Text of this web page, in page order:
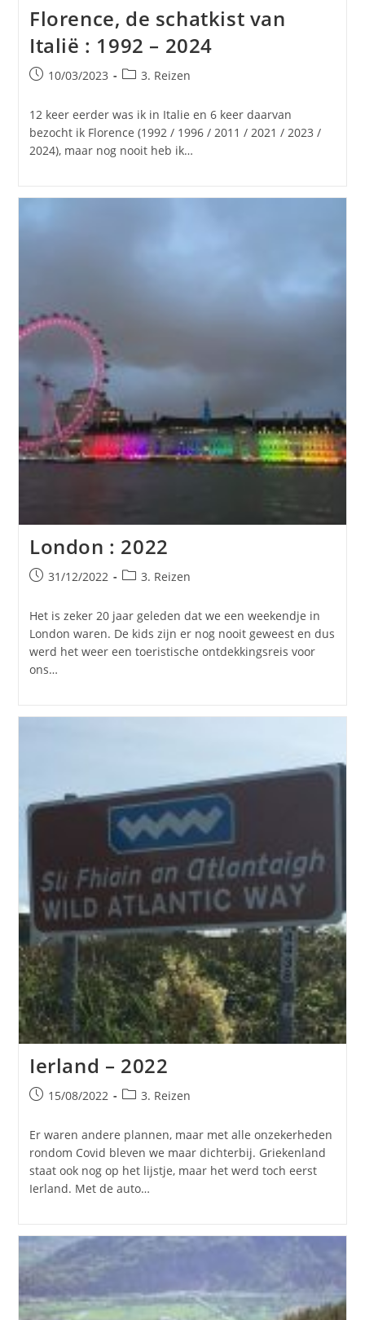
Florence, de schatkist van
Italië : 1992 – 2024
Bericht
op:
10/03/2023 Berichtcategorie:
3. Reizen
12 keer eerder was ik in Italie en 6 keer daarvan
bezocht ik Florence (1992 / 1996 / 2011 / 2021 / 2023 /
2024), maar nog nooit heb ik…
London : 2022
Bericht
op:
31/12/2022 Berichtcategorie:
3. Reizen
Het is zeker 20 jaar geleden dat we een weekendje in
London waren. De kids zijn er nog nooit geweest en dus
werd het weer een toeristische ontdekkingsreis voor
ons…
Ierland – 2022
Bericht
op:
15/08/2022 Berichtcategorie:
3. Reizen
Er waren andere plannen, maar met alle onzekerheden
rondom Covid bleven we maar dichterbij. Griekenland
staat ook nog op het lijstje, maar het werd toch eerst
Ierland. Met de auto…